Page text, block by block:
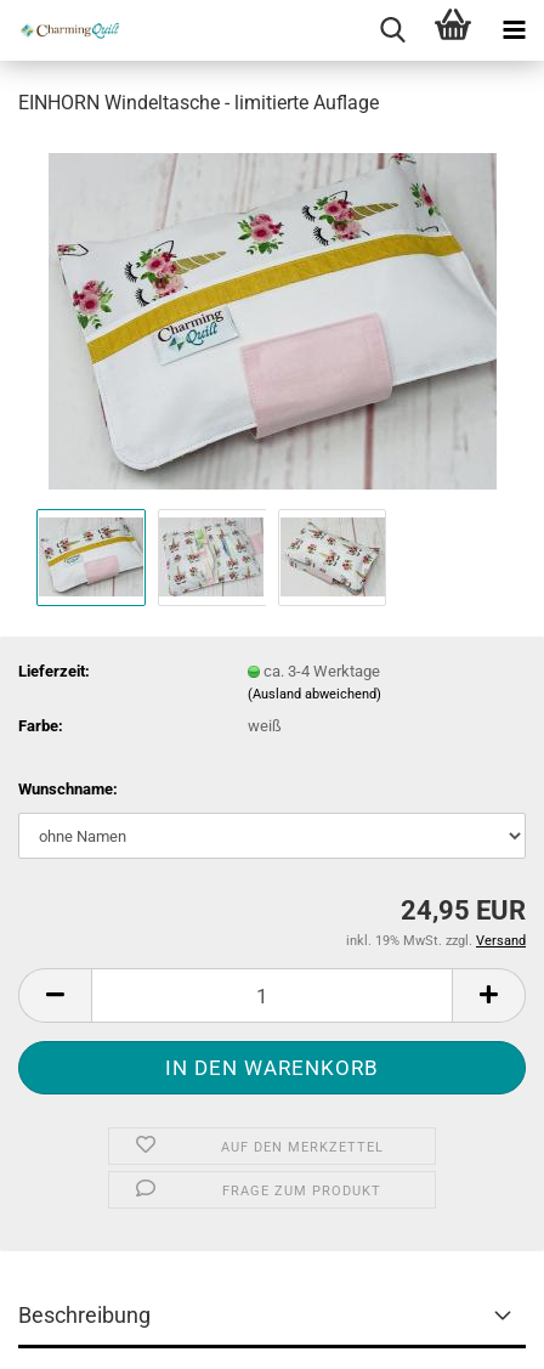
EINHORN Windeltasche - limitierte Auflage
Lieferzeit: ca. 3-4 Werktage
(Ausland abweichend)
Farbe: weiß
Wunschname:
24,95 EUR
inkl. 19% MwSt. zzgl. Versand
AUF DEN MERKZETTEL
FRAGE ZUM PRODUKT
Beschreibung